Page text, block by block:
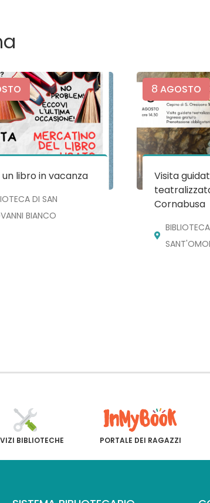
libro in vacanza
DI SAN
BIANCO
8 AGOSTO
Visita
Cornabusa
BIBLIOTECHE PORTALE DEI RAGAZZI